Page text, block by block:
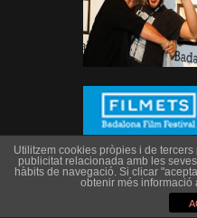
Utilitzem cookies pròpies i de
publicitat relacionada amb les
hàbits de navegació. Si clicar
obtenir més informació